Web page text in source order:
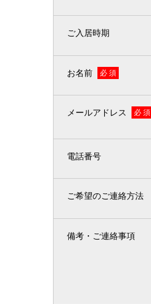
ご入居時期
お名前 必 須
メールアドレス 必 須
電話番号
ご希望のご連絡方法
備考・ご連絡事項